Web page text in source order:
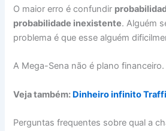
O maior erro é confundir
probabilidade inexistente. Alguém
problema é que esse alguém
A Mega-Sena não é plano
Veja também: Dinheiro infinito
Perguntas frequentes sobre qual a